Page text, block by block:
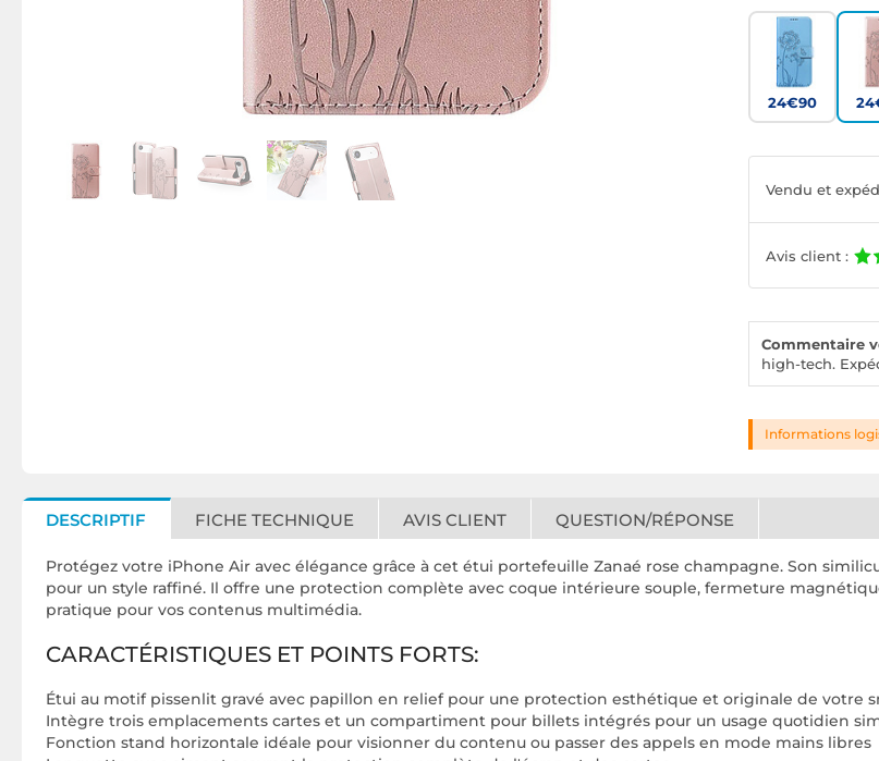
24€90
Vendu et
Avis client :
Commentaire
high-tech.
Informations
DESCRIPTIF FICHE TECHNIQUE AVIS CLIENT QUESTION/RÉPONSE
Protégez votre iPhone Air avec élégance grâce à cet étui portefeuille Zanaé rose champagne. Son
pour un style raffiné. Il offre une protection complète avec coque intérieure souple, fermeture
pratique pour vos contenus multimédia.
CARACTÉRISTIQUES ET POINTS FORTS:
Étui au motif pissenlit gravé avec papillon en relief pour une protection esthétique et originale de votre
Intègre trois emplacements cartes et un compartiment pour billets intégrés pour un usage quotidien
Fonction stand horizontale idéale pour visionner du contenu ou passer des appels en mode mains libres